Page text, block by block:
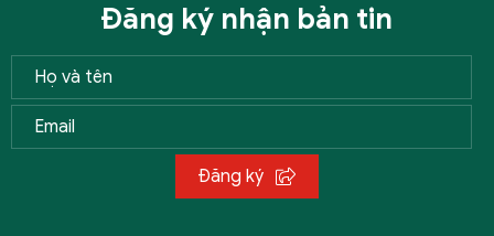
Đăng ký nhận bản tin
Đăng ký